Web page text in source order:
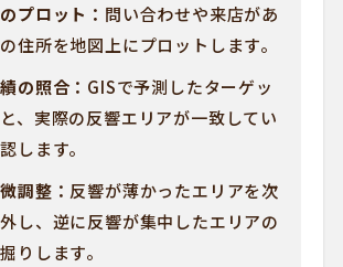
プロット： 問い合わせや来店があ
住所を地図上にプロットします。
の照合： GISで予測したターゲッ
、実際の反響エリアが一致してい
します。
調整： 反響が薄かったエリアを次
し、逆に反響が集中したエリアの
りします。